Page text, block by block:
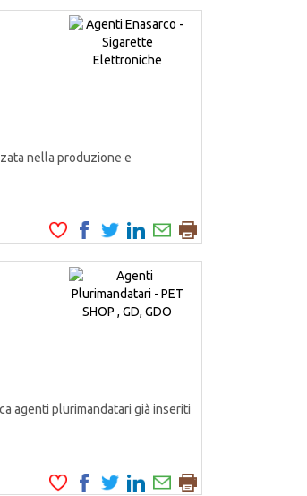
nella produzione e
agenti plurimandatari già inseriti